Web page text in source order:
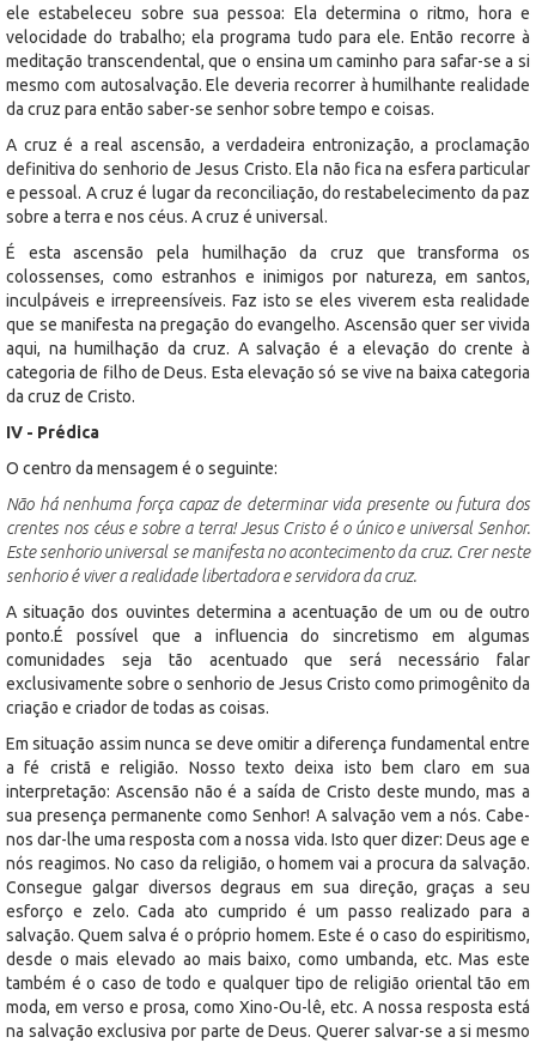
ele estabeleceu sobre sua pessoa: Ela determina o ritmo, hora e
velocidade do trabalho; ela programa tudo para ele. Então recorre à
meditação transcendental, que o ensina um caminho para safar-se a si
mesmo com autosalvação. Ele deveria recorrer à humilhante realidade
da cruz para então saber-se senhor sobre tempo e coisas.
A cruz é a real ascensão, a verdadeira entronização, a proclamação
definitiva do senhorio de Jesus Cristo. Ela não fica na esfera particular
e pessoal. A cruz é lugar da reconciliação, do restabelecimento da paz
sobre a terra e nos céus. A cruz é universal.
É esta ascensão pela humilhação da cruz que transforma os
colossenses, como estranhos e inimigos por natureza, em santos,
inculpáveis e irrepreensíveis. Faz isto se eles viverem esta realidade
que se manifesta na pregação do evangelho. Ascensão quer ser vivida
aqui, na humilhação da cruz. A salvação é a elevação do crente à
categoria de filho de Deus. Esta elevação só se vive na baixa categoria
da cruz de Cristo.
IV - Prédica
O centro da mensagem é o seguinte:
Não há nenhuma força capaz de determinar vida presente ou futura dos
crentes nos céus e sobre a terra! Jesus Cristo é o único e universal Senhor.
Este senhorio universal se manifesta no acontecimento da cruz. Crer neste
senhorio é viver a realidade libertadora e servidora da cruz.
A situação dos ouvintes determina a acentuação de um ou de outro
ponto.É possível que a influencia do sincretismo em algumas
comunidades seja tão acentuado que será necessário falar
exclusivamente sobre o senhorio de Jesus Cristo como primogênito da
criação e criador de todas as coisas.
Em situação assim nunca se deve omitir a diferença fundamental entre
a fé cristã e religião. Nosso texto deixa isto bem claro em sua
interpretação: Ascensão não é a saída de Cristo deste mundo, mas a
sua presença permanente como Senhor! A salvação vem a nós. Cabe-
nos dar-lhe uma resposta com a nossa vida. Isto quer dizer: Deus age e
nós reagimos. No caso da religião, o homem vai a procura da salvação.
Consegue galgar diversos degraus em sua direção, graças a seu
esforço e zelo. Cada ato cumprido é um passo realizado para a
salvação. Quem salva é o próprio homem. Este é o caso do espiritismo,
desde o mais elevado ao mais baixo, como umbanda, etc. Mas este
também é o caso de todo e qualquer tipo de religião oriental tão em
moda, em verso e prosa, como Xino-Ou-lê, etc. A nossa resposta está
na salvação exclusiva por parte de Deus. Querer salvar-se a si mesmo